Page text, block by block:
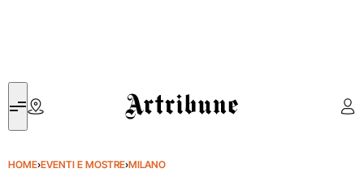
Artribune
HOME›EVENTI E MOSTRE›MILANO